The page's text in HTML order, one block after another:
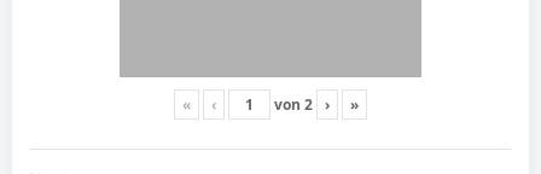
« ‹ von 2 › »